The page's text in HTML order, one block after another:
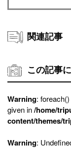
関連記事
この記事
Warning:
given in/home/
content/themes/
Warning: